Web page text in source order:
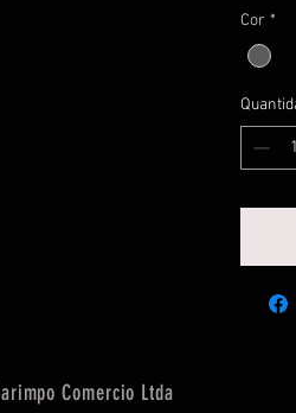
Cor *
Comercio Ltda